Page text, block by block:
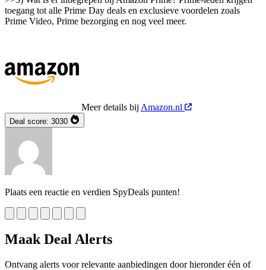
toegang tot alle Prime Day deals en exclusieve voordelen zoals
Prime Video, Prime bezorging en nog veel meer.
Meer details bij Amazon.nl
Deal score: 3030
Plaats een reactie en verdien SpyDeals punten!
Maak Deal Alerts
Ontvang alerts voor relevante aanbiedingen door hieronder één of